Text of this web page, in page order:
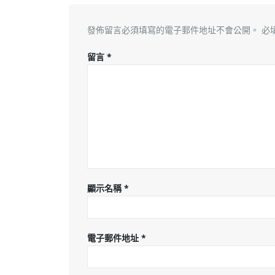
發佈留言必須填寫的電子郵件地址不會公開。 必
留言 *
顯示名稱*
電子郵件地址 *